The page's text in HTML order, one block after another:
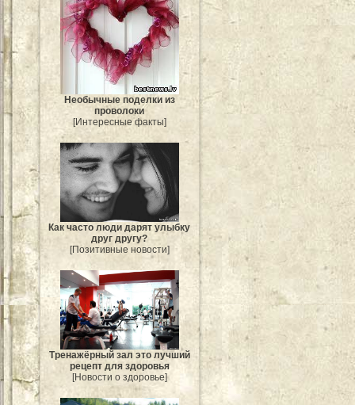
Необычные поделки из
проволоки
[Интересные факты]
Как часто люди дарят улыбку
друг другу?
[Позитивные новости]
Тренажёрный зал это лучший
рецепт для здоровья
[Новости о здоровье]